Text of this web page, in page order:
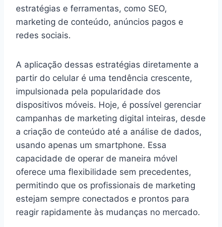
estratégias e ferramentas, como SEO,
marketing de conteúdo, anúncios pagos e
redes sociais.
A aplicação dessas estratégias diretamente a
partir do celular é uma tendência crescente,
impulsionada pela popularidade dos
dispositivos móveis. Hoje, é possível gerenciar
campanhas de marketing digital inteiras, desde
a criação de conteúdo até a análise de dados,
usando apenas um smartphone. Essa
capacidade de operar de maneira móvel
oferece uma flexibilidade sem precedentes,
permitindo que os profissionais de marketing
estejam sempre conectados e prontos para
reagir rapidamente às mudanças no mercado.